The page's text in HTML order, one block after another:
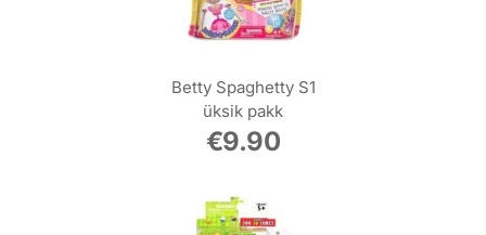
Betty Spaghetty S1
üksik pakk
€9.90